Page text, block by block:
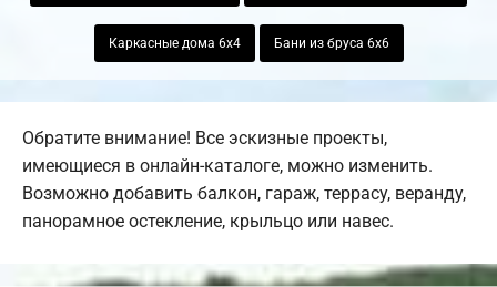
Каркасные дома 6х4 Бани из бруса 6х6
Обратите внимание! Все эскизные проекты,
имеющиеся в онлайн-каталоге, можно изменить.
Возможно добавить балкон, гараж, террасу, веранду,
панорамное остекление, крыльцо или навес.